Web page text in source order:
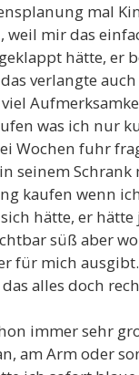
mal
weil mir das
hätte, er
verlangte
was ich nur
Wochen fuhr
seinem Schrank
kaufen wenn
hätte, er hätte
süß aber
für mich ausgibt.
alles doch
immer sehr
am Arm oder